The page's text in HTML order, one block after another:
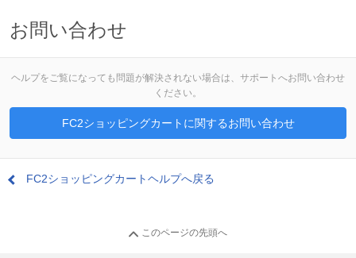
お問い合わせ
ヘルプをご覧になっても問題が解決されない場合は、サポートへお問い合わせ
ください。
FC2ショッピングカートに関するお問い合わせ
FC2ショッピングカートヘルプへ戻る
このページの先頭へ